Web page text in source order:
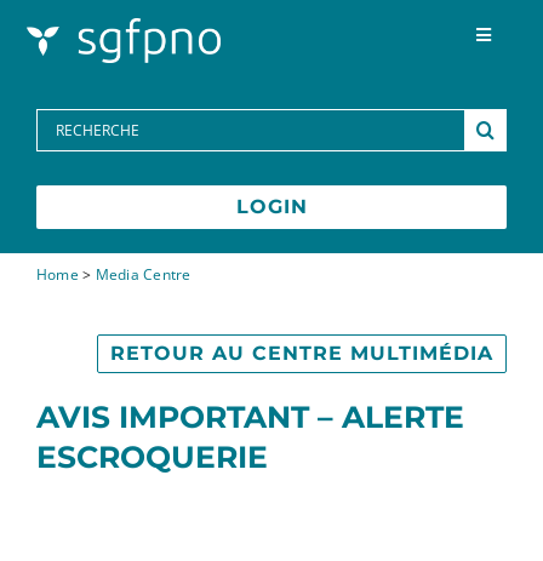
Toggle
FAQs
Contactez-nous
Search
for:
LOGIN
Home> Media Centre
AVIS IMPORTANT – ALERTE
ESCROQUERIE
RETOUR AU CENTRE MULTIMÉDIA